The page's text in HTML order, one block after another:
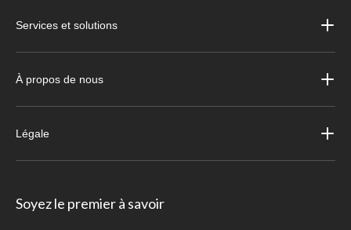
Services et solutions
À propos de nous
Légale
Soyez le premier à savoir